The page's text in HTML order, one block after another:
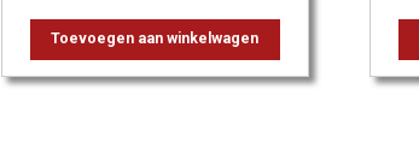
Toevoegen aan winkelwagen